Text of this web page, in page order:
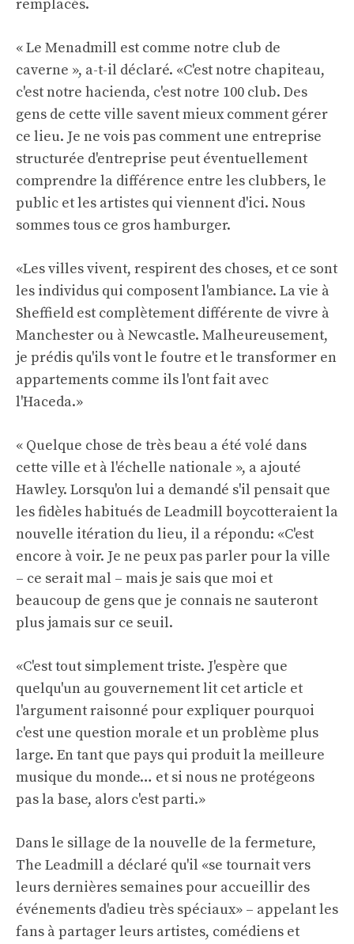
remplacés.
« Le Menadmill est comme notre club de
caverne », a-t-il déclaré. «C'est notre chapiteau,
c'est notre hacienda, c'est notre 100 club. Des
gens de cette ville savent mieux comment gérer
ce lieu. Je ne vois pas comment une entreprise
structurée d'entreprise peut éventuellement
comprendre la différence entre les clubbers, le
public et les artistes qui viennent d'ici. Nous
sommes tous ce gros hamburger.
«Les villes vivent, respirent des choses, et ce sont
les individus qui composent l'ambiance. La vie à
Sheffield est complètement différente de vivre à
Manchester ou à Newcastle. Malheureusement,
je prédis qu'ils vont le foutre et le transformer en
appartements comme ils l'ont fait avec
l'Haceda.»
« Quelque chose de très beau a été volé dans
cette ville et à l'échelle nationale », a ajouté
Hawley. Lorsqu'on lui a demandé s'il pensait que
les fidèles habitués de Leadmill boycotteraient la
nouvelle itération du lieu, il a répondu: «C'est
encore à voir. Je ne peux pas parler pour la ville
– ce serait mal – mais je sais que moi et
beaucoup de gens que je connais ne sauteront
plus jamais sur ce seuil.
«C'est tout simplement triste. J'espère que
quelqu'un au gouvernement lit cet article et
l'argument raisonné pour expliquer pourquoi
c'est une question morale et un problème plus
large. En tant que pays qui produit la meilleure
musique du monde… et si nous ne protégeons
pas la base, alors c'est parti.»
Dans le sillage de la nouvelle de la fermeture,
The Leadmill a déclaré qu'il «se tournait vers
leurs dernières semaines pour accueillir des
événements d'adieu très spéciaux» – appelant les
fans à partager leurs artistes, comédiens et